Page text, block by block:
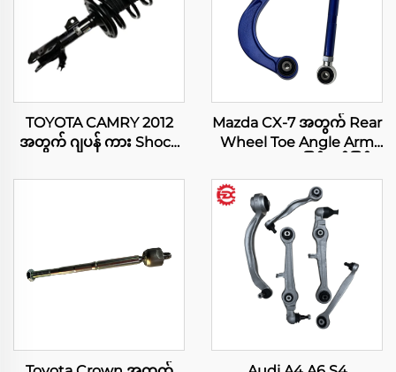
TOYOTA CAMRY 2012
အတွက် ဂျပန် ကား Shock
Mazda CX-7 အတွက် Rear
Wheel Toe Angle Arm